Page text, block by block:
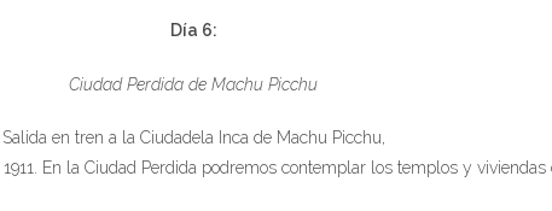
Día 6:
Ciudad Perdida de Machu Picchu
Salida en tren a la Ciudadela Inca de Machu Picchu,
En la Ciudad Perdida podremos contemplar los templos y